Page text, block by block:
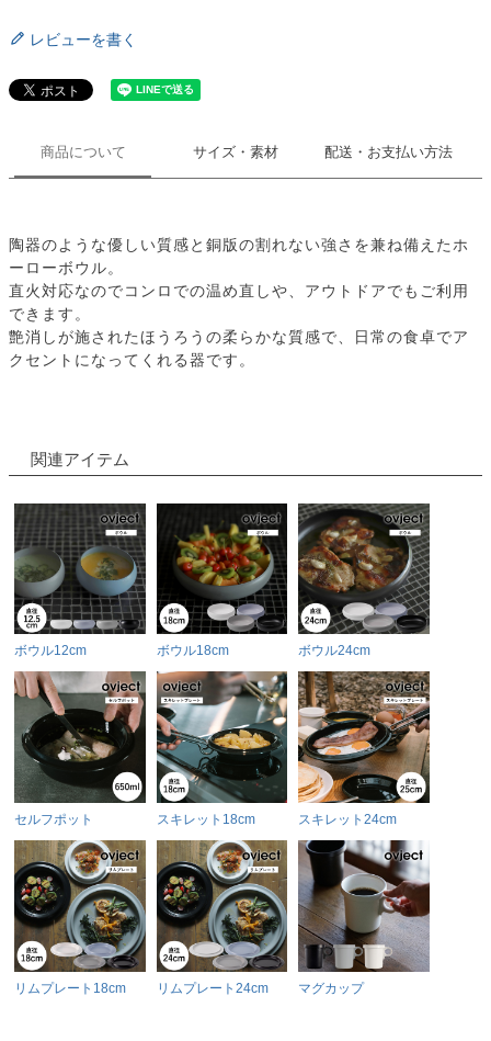
レビューを書く
商品について サイズ・素材 配送・お支払い方法
陶器のような優しい質感と銅版の割れない強さを兼ね備えたホ
ーローボウル。
直火対応なのでコンロでの温め直しや、アウトドアでもご利用
できます。
艶消しが施されたほうろうの柔らかな質感で、日常の食卓でア
クセントになってくれる器です。
関連アイテム
ボウル12cm ボウル18cm ボウル24cm
セルフポット スキレット18cm スキレット24cm
リムプレート18cm リムプレート24cm マグカップ